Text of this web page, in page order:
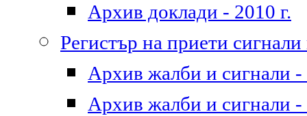
Архив доклади - 2010 г.
Регистър на приети
Архив жалби и сигнали -
Архив жалби и сигнали -